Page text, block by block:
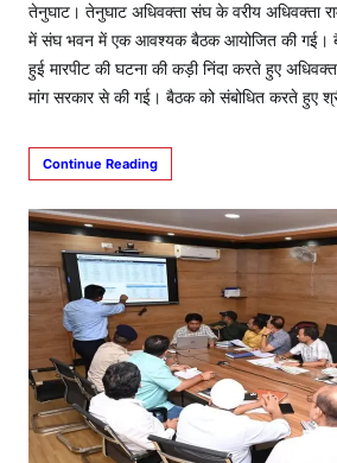
तेनुघाट। तेनुघाट अधिवक्ता संघ के वरीय अधिवक्ता
में संघ भवन में एक आवश्यक बैठक आयोजित की गई।
हुई मारपीट की घटना की कड़ी निंदा करते हुए
मांग सरकार से की गई। बैठक को संबोधित करते हुए
Continue Reading